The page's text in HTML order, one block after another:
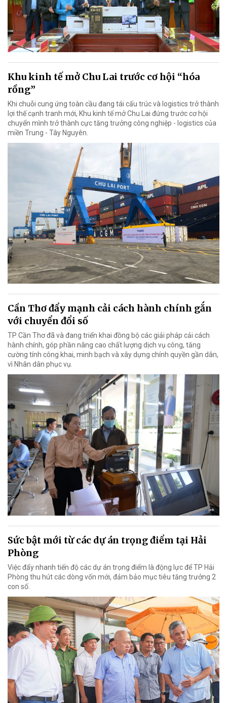
Khu kinh tế mở Chu Lai trước cơ hội “hóa
rồng”
Khi chuỗi cung ứng toàn cầu đang tái cấu trúc và logistics trở thành
lợi thế cạnh tranh mới, Khu kinh tế mở Chu Lai đứng trước cơ hội
chuyển mình trở thành cực tăng trưởng công nghiệp - logistics của
miền Trung - Tây Nguyên.
Cần Thơ đẩy mạnh cải cách hành chính gắn
với chuyển đổi số
TP Cần Thơ đã và đang triển khai đồng bộ các giải pháp cải cách
hành chính, góp phần nâng cao chất lượng dịch vụ công, tăng
cường tính công khai, minh bạch và xây dựng chính quyền gần dân,
vì Nhân dân phục vụ.
Sức bật mới từ các dự án trọng điểm tại Hải
Phòng
Việc đẩy nhanh tiến độ các dự án trọng điểm là động lực để TP Hải
Phòng thu hút các dòng vốn mới, đảm bảo mục tiêu tăng trưởng 2
con số.